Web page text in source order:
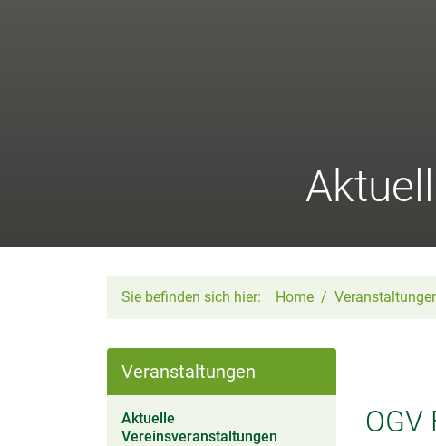
Sie befinden sich hier: Home
Veranstaltungen
Aktuelle
Vereinsveranstaltungen